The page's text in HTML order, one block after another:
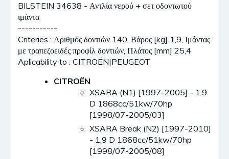
BILSTEIN 34638 - Αντλία νερού + σετ οδοντωτού
ιμάντα
-----------
Criteries : Αριθμός δοντιών 140, Βάρος [kg] 1,9, Ιμάντας
με τραπεζοειδές προφίλ δοντιών, Πλάτος [mm] 25,4
Aplicability to : CITROËN|PEUGEOT
CITROËN
XSARA (N1) [1997-2005] - 1.9
D 1868cc/51kw/70hp
[1998/07-2005/03]
XSARA Break (N2) [1997-2010]
- 1.9 D 1868cc/51kw/70hp
[1998/07-2005/08]